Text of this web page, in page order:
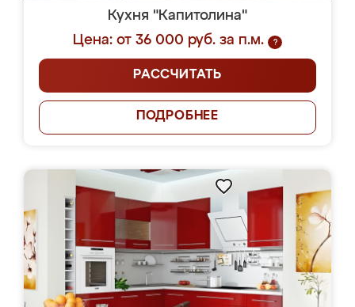
Кухня "Капитолина"
Цена: от 36 000 руб. за п.м.
?
РАССЧИТАТЬ
ПОДРОБНЕЕ